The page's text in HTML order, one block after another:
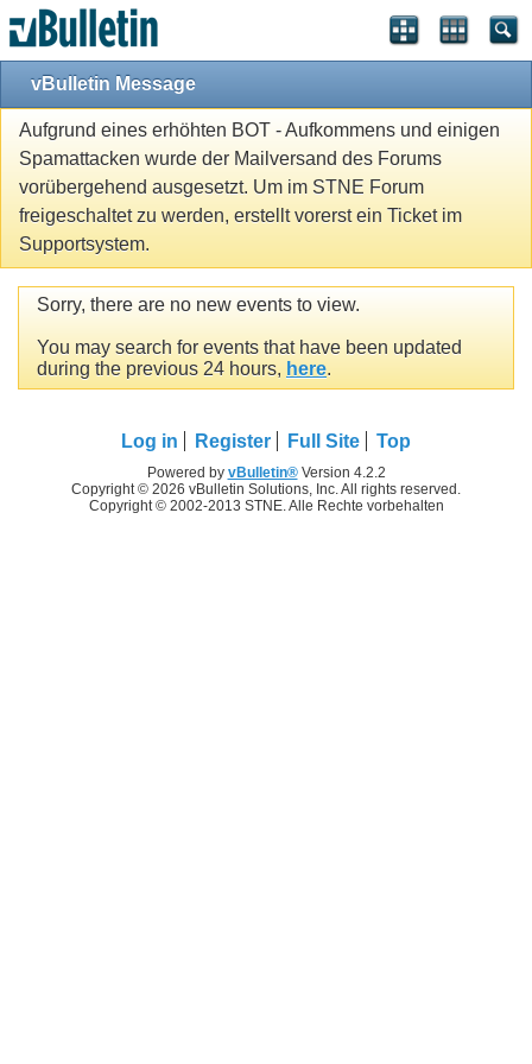
vBulletin Message
Aufgrund eines erhöhten BOT - Aufkommens und einigen
Spamattacken wurde der Mailversand des Forums
vorübergehend ausgesetzt. Um im STNE Forum
freigeschaltet zu werden, erstellt vorerst ein Ticket im
Supportsystem.
Sorry, there are no new events to view.
You may search for events that have been updated
during the previous 24 hours, here.
Log in Register Full Site Top
Powered by vBulletin®Version 4.2.2
Copyright © 2026 vBulletin Solutions, Inc. All rights reserved.
Copyright © 2002-2013 STNE. Alle Rechte vorbehalten